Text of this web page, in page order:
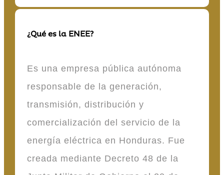
¿Qué es la ENEE?
Es una empresa pública autónoma
responsable de la generación,
transmisión, distribución y
comercialización del servicio de la
energía eléctrica en Honduras. Fue
creada mediante Decreto 48 de la